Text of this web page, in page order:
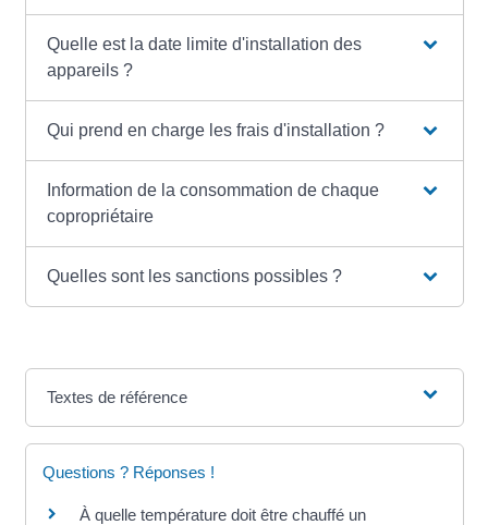
Quelle est la date limite d'installation des
appareils ?
Qui prend en charge les frais d'installation ?
Information de la consommation de chaque
copropriétaire
Quelles sont les sanctions possibles ?
Textes de référence
Questions ? Réponses !
À quelle température doit être chauffé un